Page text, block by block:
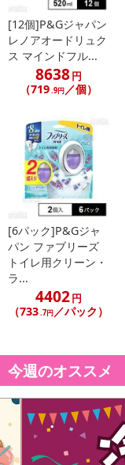
[12個]P&Gジャパン
レノアオードリュク
ス マインドフル...
8638円
（719.9円／個）
[6パック]P&Gジャ
パン ファブリーズ
トイレ用クリーン・
ラ...
4402円
（733.7円／パック）
今週のオススメ